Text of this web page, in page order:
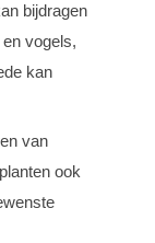
bijdragen
vogels,
kan
van
ook